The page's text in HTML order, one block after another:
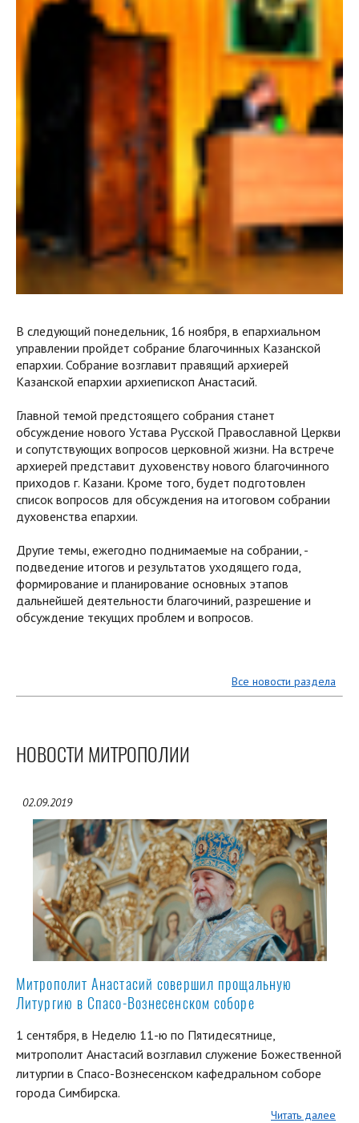
В следующий понедельник, 16 ноября, в епархиальном
управлении пройдет собрание благочинных Казанской
епархии. Собрание возглавит правящий архиерей
Казанской епархии архиепископ Анастасий.
Главной темой предстоящего собрания станет
обсуждение нового Устава Русской Православной Церкви
и сопутствующих вопросов церковной жизни. На встрече
архиерей представит духовенству нового благочинного
приходов г. Казани. Кроме того, будет подготовлен
список вопросов для обсуждения на итоговом собрании
духовенства епархии.
Другие темы, ежегодно поднимаемые на собрании, -
подведение итогов и результатов уходящего года,
формирование и планирование основных этапов
дальнейшей деятельности благочиний, разрешение и
обсуждение текущих проблем и вопросов.
Все новости раздела
НОВОСТИ МИТРОПОЛИИ
02.09.2019
Митрополит Анастасий совершил прощальную
Литургию в Спасо-Вознесенском соборе
1 сентября, в Неделю 11-ю по Пятидесятнице,
митрополит Анастасий возглавил служение Божественной
литургии в Спасо-Вознесенском кафедральном соборе
города Симбирска.
Читать далее